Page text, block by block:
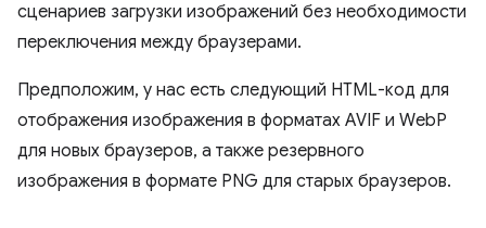
сценариев загрузки изображений без необходимости
переключения между браузерами.
Предположим, у нас есть следующий HTML-код для
отображения изображения в форматах AVIF и WebP
для новых браузеров, а также резервного
изображения в формате PNG для старых браузеров.